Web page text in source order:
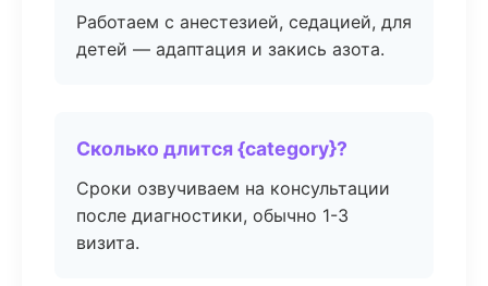
Работаем с анестезией, седацией, для
детей — адаптация и закись азота.
Сколько длится {category}?
Сроки озвучиваем на консультации
после диагностики, обычно 1-3
визита.